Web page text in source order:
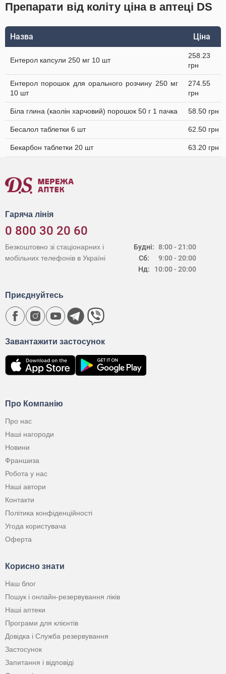
Препарати від коліту ціна в аптеці DS
Назва Ціна
Ентерол капсули 250 мг 10 шт
258.23
грн
Ентерол порошок для орального розчину 250 мг
10 шт
274.55
грн
Біла глина (каолін харчовий) порошок 50 г 1 пачка 58.50 грн
Бесалол таблетки 6 шт 62.50 грн
Бекарбон таблетки 20 шт 63.20 грн
Гаряча лінія
0 800 30 20 60
Будні:
Сб:
Нд:
8:00 - 21:00
9:00 - 20:00
10:00 - 20:00
Безкоштовно зі стаціонарних і
мобільних телефонів в Україні
Про Компанію
Про нас
Наші нагороди
Новини
Франшиза
Робота у нас
Наші автори
Контакти
Політика конфіденційності
Угода користувача
Оферта
Корисно знати
Наш блог
Пошук і онлайн-резервування ліків
Наші аптеки
Програми для клієнтів
Довідка і Служба резервування
Застосунок
Запитання і відповіді
Завантажити застосунок
Приєднуйтесь